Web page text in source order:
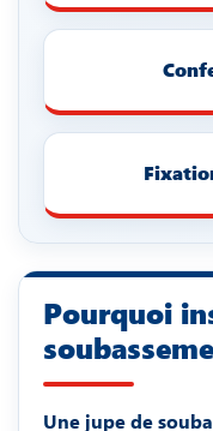
Pourquoi
Une jupe de